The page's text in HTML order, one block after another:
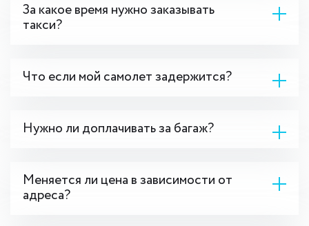
За какое время нужно заказывать
такси?
Что если мой самолет задержится?
Нужно ли доплачивать за багаж?
Меняется ли цена в зависимости от
адреса?